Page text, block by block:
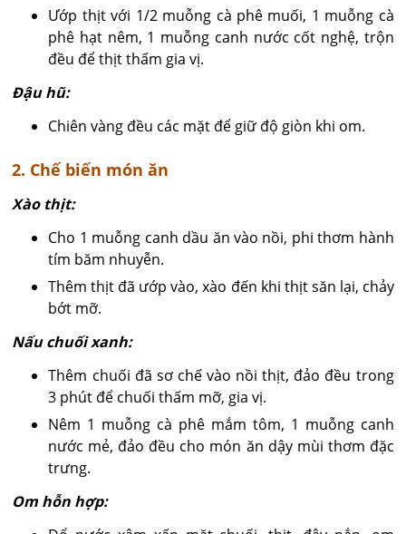
Ướp thịt với 1/2 muỗng cà phê muối, 1 muỗng cà
phê hạt nêm, 1 muỗng canh nước cốt nghệ, trộn
đều để thịt thấm gia vị.
Đậu hũ:
Chiên vàng đều các mặt để giữ độ giòn khi om.
2. Chế biến món ăn
Xào thịt:
Cho 1 muỗng canh dầu ăn vào nồi, phi thơm hành
tím băm nhuyễn.
Thêm thịt đã ướp vào, xào đến khi thịt săn lại, chảy
bớt mỡ.
Nấu chuối xanh:
Thêm chuối đã sơ chế vào nồi thịt, đảo đều trong
3 phút để chuối thấm mỡ, gia vị.
Nêm 1 muỗng cà phê mắm tôm, 1 muỗng canh
nước mẻ, đảo đều cho món ăn dậy mùi thơm đặc
trưng.
Om hỗn hợp: